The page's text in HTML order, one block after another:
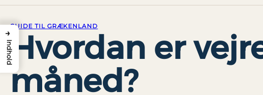
GUIDE TIL GRÆKENLAND
Hvordan er
måned?
→
Indhold